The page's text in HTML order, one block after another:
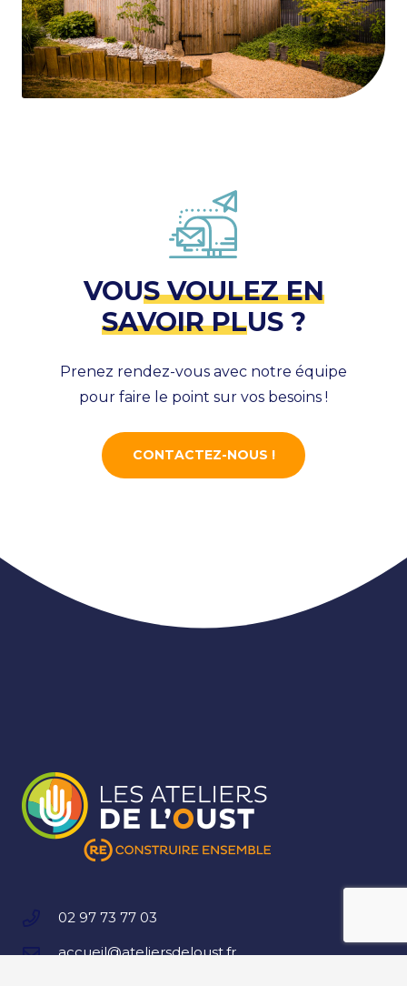
VOUS VOULEZ EN
SAVOIR PLUS ?
Prenez rendez-vous avec notre équipe
pour faire le point sur vos besoins !
CONTACTEZ-NOUS !
02 97 73 77 03
accueil@ateliersdeloust.fr